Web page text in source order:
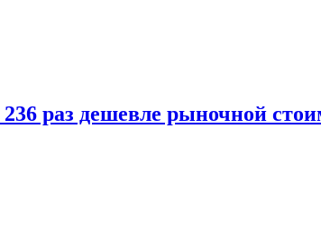
раз дешевле рыночной